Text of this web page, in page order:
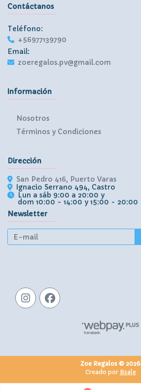
Contáctanos
Teléfono:
+56977139790
Email:
zoeregalos.pv@gmail.com
Información
Nosotros
Términos y Condiciones
Dirección
San Pedro 416, Puerto Varas
Ignacio Serrano 494, Castro
Lun a sáb 9:00 a 20:00 y
dom 10:00 - 14:00 y 15:00 - 20:00
Newsletter
Zoe Regalos © 2026
Creado por Bsale